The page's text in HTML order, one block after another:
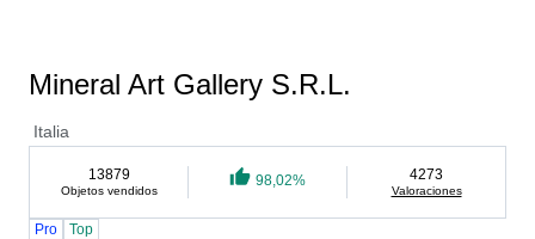
Mineral Art Gallery S.R.L.
Italia
13879
Objetos vendidos
98,02% 4273
Valoraciones
Pro Top